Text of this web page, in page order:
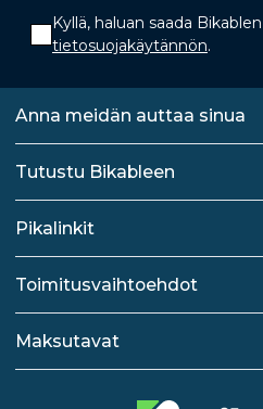
Kyllä, haluan saada
tietosuojakäytännön.
Anna meidän auttaa sinua
Tutustu Bikableen
Pikalinkit
Toimitusvaihtoehdot
Maksutavat